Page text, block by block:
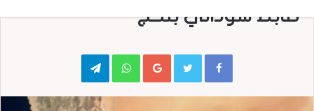
ضابط سوداني بلحج
Google+
WhatsApp
Telegram